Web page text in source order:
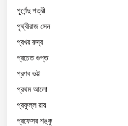
পূর্ণেন্দু পত্রী
পৃথ্বীরাজ সেন
প্রখর রুদ্র
প্রচেত গুপ্ত
প্রণব ভট্ট
প্রথম আলো
প্রফুল্ল রায়
প্রফেসর শঙ্কু